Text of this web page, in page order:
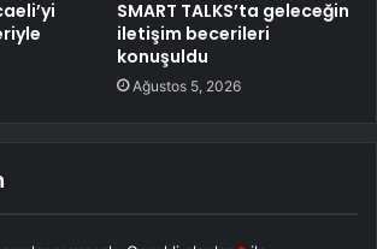
SMART TALKS’ta geleceğin
iletişim becerileri
konuşuldu
Ağustos 5, 2026